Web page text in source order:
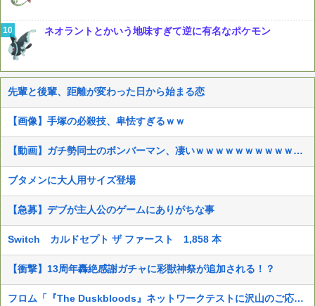
ネオラントとかいう地味すぎて逆に有名なポケモン
先輩と後輩、距離が変わった日から始まる恋
【画像】手塚の必殺技、卑怯すぎるｗｗ
【動画】ガチ勢同士のボンバーマン、凄いｗｗｗｗｗｗｗｗｗｗｗｗ
ブタメンに大人用サイズ登場
【急募】デブが主人公のゲームにありがちな事
Switch カルドセプト ザ ファースト 1,858 本
【衝撃】13周年轟絶感謝ガチャに彩獣神祭が追加される！？
フロム「『The Duskbloods』ネットワークテストに沢山のご応募をいただき誠にありがとうございました｡」